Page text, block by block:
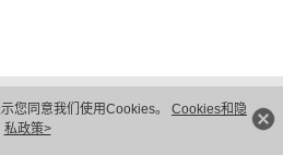
您同意我们使用Cookies。 Cookies和隐
私政策>
隐私保护
法律声明